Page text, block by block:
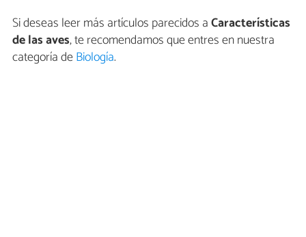
Si deseas leer más artículos parecidos aCaracterísticas
de las aves, te recomendamos que entres en nuestra
categoría deBiología.